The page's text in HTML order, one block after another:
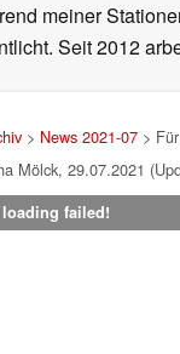
meiner
Seit 2012
> News 2021-07> Für
Mölck, 29.07.2021
loading failed!